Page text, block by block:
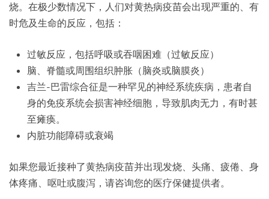
烧。在极少数情况下，人们对黄热病疫苗会出现严重的、有
时危及生命的反应，包括：
过敏反应，包括呼吸或吞咽困难（过敏反应）
脑、脊髓或周围组织肿胀（脑炎或脑膜炎）
吉兰-巴雷综合征是一种罕见的神经系统疾病，患者自
身的免疫系统会损害神经细胞，导致肌肉无力，有时甚
至瘫痪。
内脏功能障碍或衰竭
如果您最近接种了黄热病疫苗并出现发烧、头痛、疲倦、身
体疼痛、呕吐或腹泻，请咨询您的医疗保健提供者。